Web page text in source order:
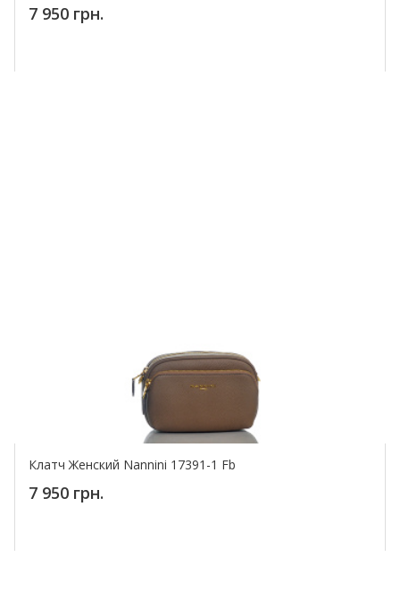
7 950 грн.
Клатч Женский Nannini 17391-1 Fb
7 950 грн.